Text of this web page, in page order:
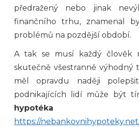
předražený nebo jinak
finančního trhu, znamenal
problémů na pozdější období.
A tak se musí každý člověk
skutečně všestranně výhodný
měl opravdu naději
podnikajících lidí může být
hypotéka
https://